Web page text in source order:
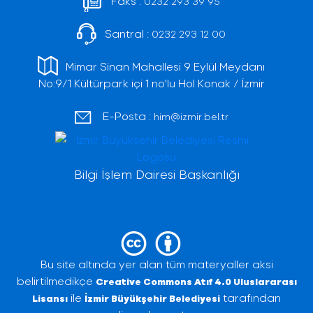
Santral : 0232 293 12 00
Mimar Sinan Mahallesi 9 Eylül Meydanı
No:9/1 Kültürpark içi 1 no'lu Hol Konak / İzmir
E-Posta : him@izmir.bel.tr
Bilgi İşlem Dairesi Başkanlığı
Bu site altında yer alan tüm materyaller aksi
belirtilmedikçe Creative Commons Atıf 4.0 Uluslararası
Lisansı ile İzmir Büyükşehir Belediyesi tarafından